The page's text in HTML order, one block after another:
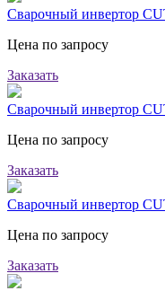
Сварочный инвертор
Цена по запросу
Заказать
Сварочный инвертор
Цена по запросу
Заказать
Сварочный инвертор
Цена по запросу
Заказать